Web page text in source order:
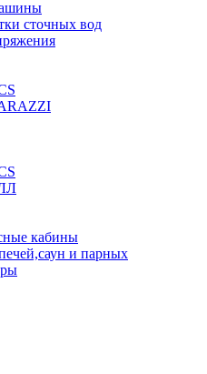
сточных вод
кабины
и парных